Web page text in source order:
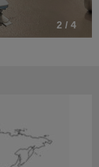
2 / 4